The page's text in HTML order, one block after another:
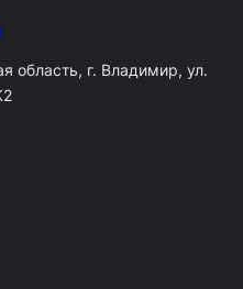
область, г. Владимир, ул.